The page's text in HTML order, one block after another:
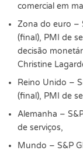
comercial em
Zona do euro –
(final), PMI de
decisão
Christine
Reino Unido –
(final), PMI de
Alemanha –
de serviços,
Mundo – S&P